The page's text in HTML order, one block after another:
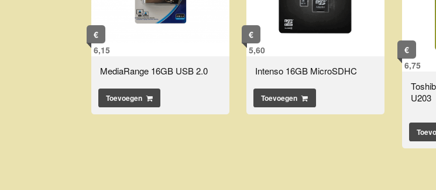
€
6,15
MediaRange 16GB USB 2.0
Toevoegen
€
5,60
Intenso 16GB MicroSDHC
Toevoegen
€
6,75
U203